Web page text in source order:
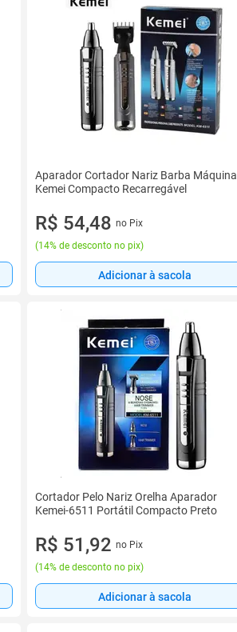
Aparador Cortador Nariz Barba Máquina
Kemei Compacto Recarregável
R$ 54,48 no Pix
(14% de desconto no pix)
Adicionar à sacola
Cortador Pelo Nariz Orelha Aparador
Kemei-6511 Portátil Compacto Preto
R$ 51,92 no Pix
(14% de desconto no pix)
Adicionar à sacola